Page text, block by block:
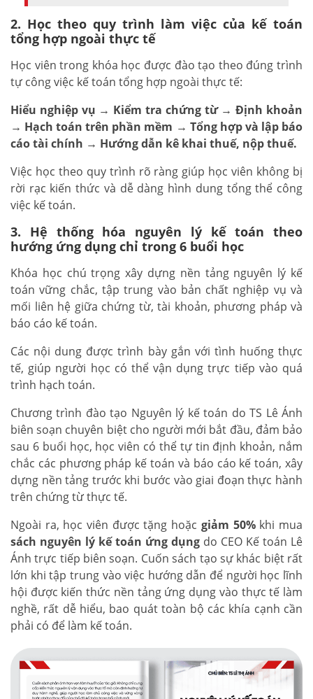
2. Học theo quy trình làm việc của kế toán
tổng hợp ngoài thực tế
Học viên trong khóa học được đào tạo theo đúng trình
tự công việc kế toán tổng hợp ngoài thực tế:
Hiểu nghiệp vụ → Kiểm tra chứng từ → Định khoản
→ Hạch toán trên phần mềm → Tổng hợp và lập báo
cáo tài chính → Hướng dẫn kê khai thuế, nộp thuế.
Việc học theo quy trình rõ ràng giúp học viên không bị
rời rạc kiến thức và dễ dàng hình dung tổng thể công
việc kế toán.
3. Hệ thống hóa nguyên lý kế toán theo
hướng ứng dụng chỉ trong 6 buổi học
Khóa học chú trọng xây dựng nền tảng nguyên lý kế
toán vững chắc, tập trung vào bản chất nghiệp vụ và
mối liên hệ giữa chứng từ, tài khoản, phương pháp và
báo cáo kế toán.
Các nội dung được trình bày gắn với tình huống thực
tế, giúp người học có thể vận dụng trực tiếp vào quá
trình hạch toán.
Chương trình đào tạo Nguyên lý kế toán do TS Lê Ánh
biên soạn chuyên biệt cho người mới bắt đầu, đảm bảo
sau 6 buổi học, học viên có thể tự tin định khoản, nắm
chắc các phương pháp kế toán và báo cáo kế toán, xây
dựng nền tảng trước khi bước vào giai đoạn thực hành
trên chứng từ thực tế.
Ngoài ra, học viên được tặng hoặc giảm 50%khi mua
sách nguyên lý kế toán ứng dụng do CEO Kế toán Lê
Ánh trực tiếp biên soạn. Cuốn sách tạo sự khác biệt rất
lớn khi tập trung vào việc hướng dẫn để người học lĩnh
hội được kiến thức nền tảng ứng dụng vào thực tế làm
nghề, rất dễ hiểu, bao quát toàn bộ các khía cạnh cần
phải có để làm kế toán.